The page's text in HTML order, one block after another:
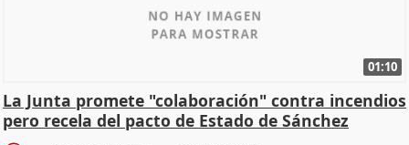
01:10
La Junta promete "colaboración" contra incendios
pero recela del pacto de Estado de Sánchez